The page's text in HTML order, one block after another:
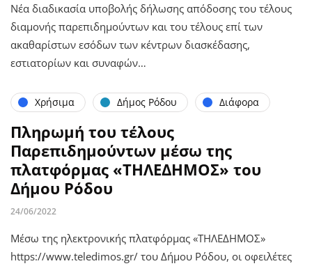
Νέα διαδικασία υποβολής δήλωσης απόδοσης του τέλους
διαμονής παρεπιδημούντων και του τέλους επί των
ακαθαρίστων εσόδων των κέντρων διασκέδασης,
εστιατορίων και συναφών…
Χρήσιμα Δήμος Ρόδου Διάφορα
Πληρωμή του τέλους
Παρεπιδημούντων μέσω της
πλατφόρμας «ΤΗΛΕΔΗΜΟΣ» του
Δήμου Ρόδου
24/06/2022
Μέσω της ηλεκτρονικής πλατφόρμας «ΤΗΛΕΔΗΜΟΣ»
https://www.teledimos.gr/ του Δήμου Ρόδου, οι οφειλέτες